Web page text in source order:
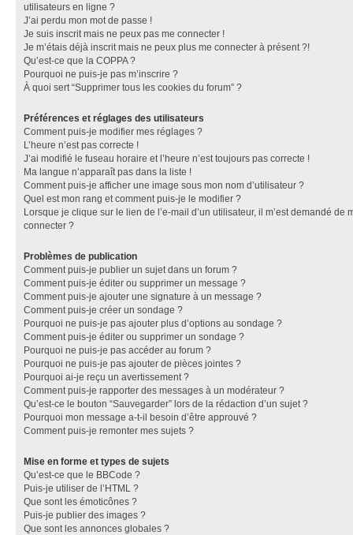
utilisateurs en ligne ?
J’ai perdu mon mot de passe !
Je suis inscrit mais ne peux pas me connecter !
Je m’étais déjà inscrit mais ne peux plus me connecter à présent ?!
Qu’est-ce que la COPPA ?
Pourquoi ne puis-je pas m’inscrire ?
À quoi sert “Supprimer tous les cookies du forum” ?
Préférences et réglages des utilisateurs
Comment puis-je modifier mes réglages ?
L’heure n’est pas correcte !
J’ai modifié le fuseau horaire et l’heure n’est toujours pas correcte !
Ma langue n’apparaît pas dans la liste !
Comment puis-je afficher une image sous mon nom d’utilisateur ?
Quel est mon rang et comment puis-je le modifier ?
Lorsque je clique sur le lien de l’e-mail d’un utilisateur, il m’est demandé de
connecter ?
Problèmes de publication
Comment puis-je publier un sujet dans un forum ?
Comment puis-je éditer ou supprimer un message ?
Comment puis-je ajouter une signature à un message ?
Comment puis-je créer un sondage ?
Pourquoi ne puis-je pas ajouter plus d’options au sondage ?
Comment puis-je éditer ou supprimer un sondage ?
Pourquoi ne puis-je pas accéder au forum ?
Pourquoi ne puis-je pas ajouter de pièces jointes ?
Pourquoi ai-je reçu un avertissement ?
Comment puis-je rapporter des messages à un modérateur ?
Qu’est-ce le bouton “Sauvegarder” lors de la rédaction d’un sujet ?
Pourquoi mon message a-t-il besoin d’être approuvé ?
Comment puis-je remonter mes sujets ?
Mise en forme et types de sujets
Qu’est-ce que le BBCode ?
Puis-je utiliser de l’HTML ?
Que sont les émoticônes ?
Puis-je publier des images ?
Que sont les annonces globales ?